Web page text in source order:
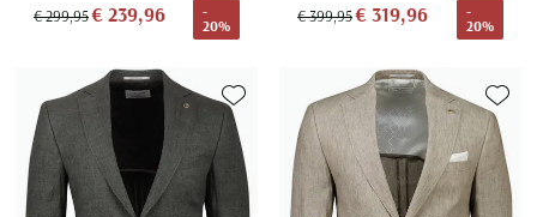
€ 299,95€ 239,96
-
20%
€ 399,95€ 319,96
-
20%
Toevoegen aan favorieten